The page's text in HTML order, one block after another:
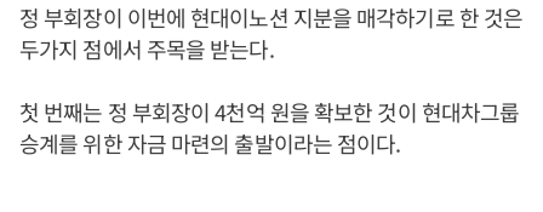
정 부회장이 이번에 현대이노션 지분을 매각하기로 한 것은
두가지 점에서 주목을 받는다.
첫 번째는 정 부회장이 4천억 원을 확보한 것이 현대차그룹
승계를 위한 자금 마련의 출발이라는 점이다.